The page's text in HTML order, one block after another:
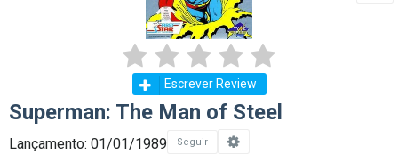
Escrever Review
Superman: The Man of Steel
Lançamento: 01/01/1989 Seguir